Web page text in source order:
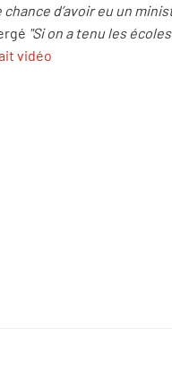
chance d’avoir eu un
"Si on a tenu les
vidéo